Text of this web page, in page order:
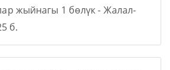
жыйнагы 1 бөлүк - Жалал-
б.